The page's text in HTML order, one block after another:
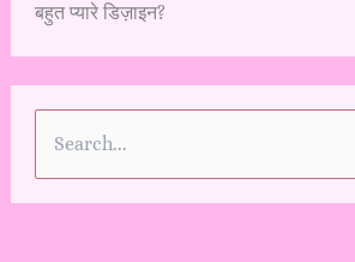
बहुत प्यारे डिज़ाइन?